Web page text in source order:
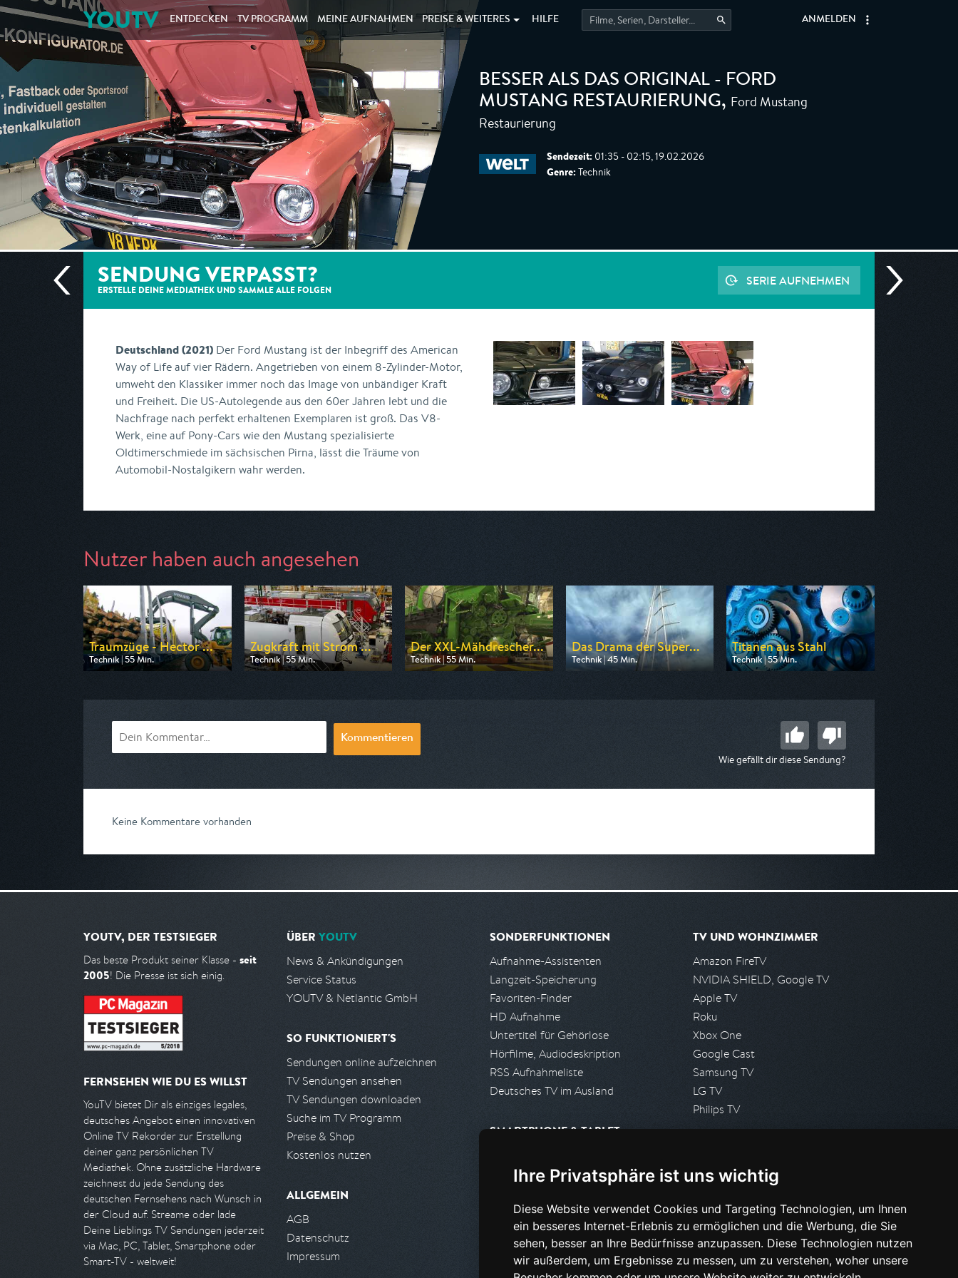
Ihre Privatsphäre ist uns wichtig
Diese Website verwendet Cookies und Targeting Technologien, um Ihnen
ein besseres Internet-Erlebnis zu ermöglichen und die Werbung, die Sie
sehen, besser an Ihre Bedürfnisse anzupassen. Diese Technologien nutzen
wir außerdem, um Ergebnisse zu messen, um zu verstehen, woher unsere
YOUTV ENTDECKEN TV PROGRAMM MEINE AUFNAHMEN PREISE &WEITERES HILFE ANMELDEN
BESSER ALS DAS ORIGINAL - FORD
MUSTANG RESTAURIERUNG, Ford Mustang
Restaurierung
Sendezeit: 01:35 - 02:15, 19.02.2026
Genre: Technik
SENDUNG VERPASST?
ERSTELLE DEINE MEDIATHEK UND SAMMLE ALLE FOLGEN
SERIE AUFNEHMEN
Deutschland (2021) Der Ford Mustang ist der Inbegriff des American
Way of Life auf vier Rädern. Angetrieben von einem 8-Zylinder-Motor,
umweht den Klassiker immer noch das Image von unbändiger Kraft
und Freiheit. Die US-Autolegende aus den 60er Jahren lebt und die
Nachfrage nach perfekt erhaltenen Exemplaren ist groß. Das V8-
Werk, eine auf Pony-Cars wie den Mustang spezialisierte
Oldtimerschmiede im sächsischen Pirna, lässt die Träume von
Automobil-Nostalgikern wahr werden.
Nutzer haben auch angesehen
Traumzüge - Hector ...
Technik | 55 Min.
Ausgestrahlt von WELT
Zugkraft mit Strom ...
Technik | 55 Min.
Ausgestrahlt von WELT
Der XXL-Mähdrescher...
Technik | 55 Min.
Ausgestrahlt von WELT
Das Drama der Super...
Technik | 45 Min.
Ausgestrahlt von ZDF
Titanen aus Stahl
Technik | 55 Min.
Ausgestrahlt von DMAX
Kommentieren
Wie gefällt dir diese Sendung?
Keine Kommentare vorhanden
YOUTV, DER TESTSIEGER
Das beste Produkt seiner Klasse - seit
2005! Die Presse ist sich einig.
FERNSEHEN WIE DU ES WILLST
YouTV bietet Dir als einziges legales,
deutsches Angebot einen innovativen
Online TV Rekorder zur Erstellung
deiner ganz persönlichen TV
Mediathek. Ohne zusätzliche Hardware
zeichnest du jede Sendung des
deutschen Fernsehens nach Wunsch in
der Cloud auf. Streame oder lade
Deine Lieblings TV Sendungen jederzeit
via Mac, PC, Tablet, Smartphone oder
Smart-TV - weltweit!
ÜBER YOUTV
News & Ankündigungen
Service Status
YOUTV & Netlantic GmbH
SO FUNKTIONIERT'S
Sendungen online aufzeichnen
TV Sendungen ansehen
TV Sendungen downloaden
Suche im TV Programm
Preise & Shop
Kostenlos nutzen
ALLGEMEIN
AGB
Datenschutz
Impressum
SONDERFUNKTIONEN
Aufnahme-Assistenten
Langzeit-Speicherung
Favoriten-Finder
HD Aufnahme
Untertitel für Gehörlose
Hörfilme, Audiodeskription
RSS Aufnahmeliste
Deutsches TV im Ausland
SMARTPHONE & TABLET
Android App
PARTNER
Partnerliste
Partner werden
TV UND WOHNZIMMER
Amazon FireTV
NVIDIA SHIELD, Google TV
Apple TV
Roku
Xbox One
Google Cast
Samsung TV
LG TV
Philips TV
Presseanfrage stellen
HILFE & SUPPORT
Häufig gestellte Fragen
Anfrage stellen